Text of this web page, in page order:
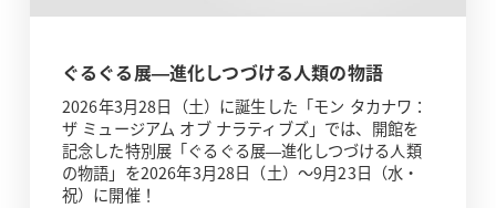
ぐるぐる展—進化しつづける人類の物語
2026年3月28日（土）に誕生した「モン タカナワ：
ザ ミュージアム オブ ナラティブズ」では、開館を
記念した特別展「ぐるぐる展—進化しつづける人類
の物語」を2026年3月28日（土）～9月23日（水・
祝）に開催！